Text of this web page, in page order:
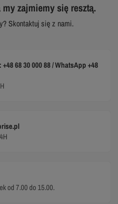
zajmiemy się resztą.
Skontaktuj się z nami.
68 30 000 88 / WhatsApp +48
od 7.00 do 15.00.